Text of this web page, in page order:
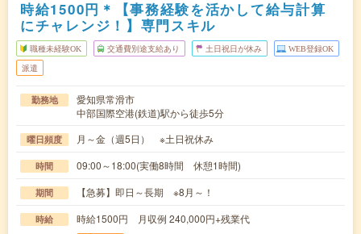
時給1500円＊【事務経験を活かして給与計算
にチャレンジ！】専門スキル
職種未経験OK 交通費別途支給あり 土日祝日が休み WEB登録OK
派遣
勤務地
愛知県常滑市
中部国際空港(鉄道)駅から徒歩5分
曜日頻度 月～金（週5日） ※土日祝休み
時間 09:00～18:00(実働8時間 休憩1時間)
期間 【急募】即日～長期 ※8月～！
時給 時給1500円 月収例 240,000円+残業代